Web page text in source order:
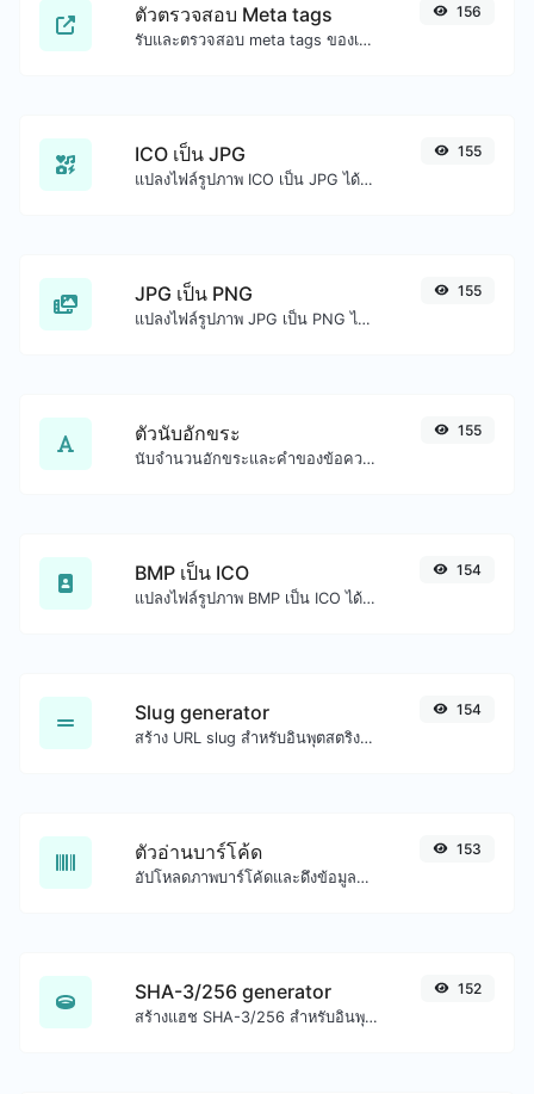
ตัวตรวจสอบ Meta tags
รับและตรวจสอบ meta tags ของเว็บไซต์ใดๆ
156
ICO เป็น JPG
แปลงไฟล์รูปภาพ ICO เป็น JPG ได้อย่างง่ายดาย
155
JPG เป็น PNG
แปลงไฟล์รูปภาพ JPG เป็น PNG ได้อย่างง่ายดาย
155
ตัวนับอักขระ
นับจำนวนอักขระและคำของข้อความที่กำหนด
155
BMP เป็น ICO
แปลงไฟล์รูปภาพ BMP เป็น ICO ได้อย่างง่ายดาย
154
Slug generator
สร้าง URL slug สำหรับอินพุตสตริงใดๆ
154
ตัวอ่านบาร์โค้ด
อัปโหลดภาพบาร์โค้ดและดึงข้อมูลออกมา
153
SHA-3/256 generator
สร้างแฮช SHA-3/256 สำหรับอินพุตสตริงใดๆ
152